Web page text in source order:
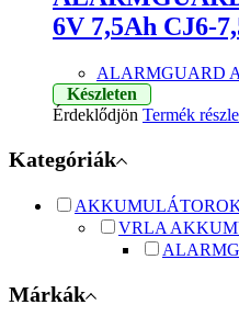
6V 7,5Ah CJ6-
ALARMGUARD
Készleten
Érdeklődjön Termék
Kategóriák
VRLA
Márkák